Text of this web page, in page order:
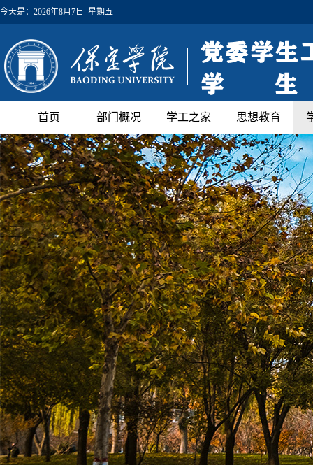
今天是： 2026年8月7日 星期五
首页 部门概况 学工之家 思想教育